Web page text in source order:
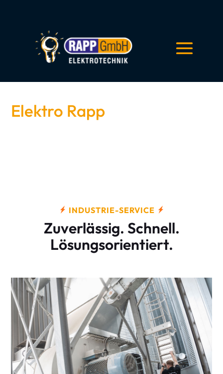
Elektro Rapp
INDUSTRIE-SERVICE
Zuverlässig. Schnell.
Lösungsorientiert.